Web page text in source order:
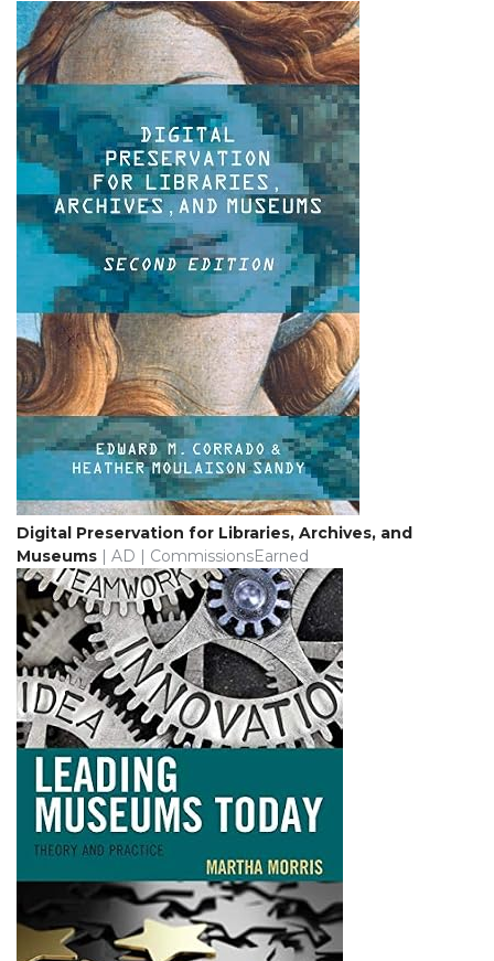
Digital Preservation for Libraries, Archives, and
Museums | AD | CommissionsEarned